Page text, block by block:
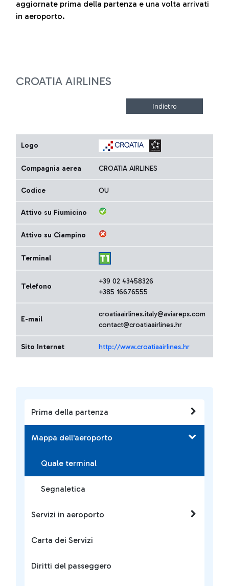
Prima della partenza
Mappa dell'aeroporto
Quale terminal
Segnaletica
Servizi in aeroporto
Carta dei Servizi
Diritti del passeggero
aggiornate prima della partenza e una volta arrivati
in aeroporto.
CROATIA AIRLINES
Logo
Compagnia aerea CROATIA AIRLINES
Codice OU
Attivo su Fiumicino
Attivo su Ciampino
Terminal
Telefono
+39 02 43458326
+385 16676555
E-mail
croatiaairlines.italy@aviareps.com
contact@croatiaairlines.hr
Sito Internet http://www.croatiaairlines.hr